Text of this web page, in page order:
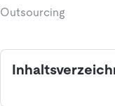
Outsourcing